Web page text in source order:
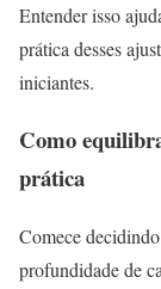
Entender isso
prática desses
iniciantes.
Como
prática
Comece
profundidade de